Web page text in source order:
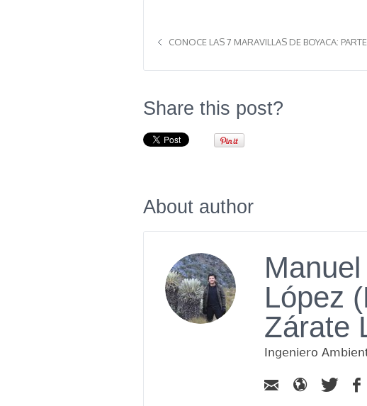
CONOCE LAS 7 MARAVILLAS DE BOYACA:
Share this post?
About author
López
Zárate
Ingeniero